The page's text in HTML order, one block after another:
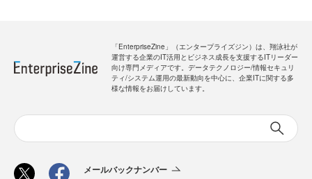
「EnterpriseZine」（エンタープライズジン）は、翔泳社が
運営する企業のIT活用とビジネス成長を支援するITリーダー
向け専門メディアです。データテクノロジー/情報セキュリ
ティ/システム運用の最新動向を中心に、企業ITに関する多
様な情報をお届けしています。
メールバックナンバー